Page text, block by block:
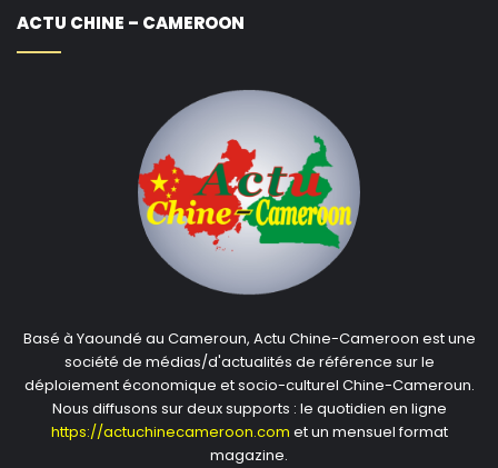
ACTU CHINE – CAMEROON
Basé à Yaoundé au Cameroun, Actu Chine-Cameroon est une
société de médias/d'actualités de référence sur le
déploiement économique et socio-culturel Chine-Cameroun.
Nous diffusons sur deux supports : le quotidien en ligne
https://actuchinecameroon.com et un mensuel format
magazine.